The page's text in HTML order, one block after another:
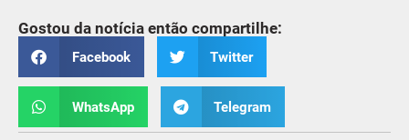
Gostou da notícia então compartilhe:
Facebook Twitter
WhatsApp Telegram